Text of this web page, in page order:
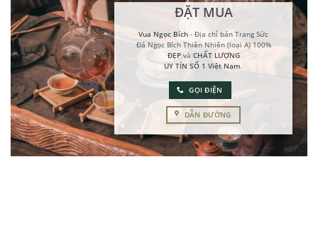
ĐẶT MUA
Vua Ngọc Bích - Địa chỉ bán Trang Sức
Đá Ngọc Bích Thiên Nhiên (loại A) 100%
ĐẸPvà CHẤT LƯỢNG
UY TÍN SỐ 1 Việt Nam.
GỌI ĐIỆN
DẪN ĐƯỜNG